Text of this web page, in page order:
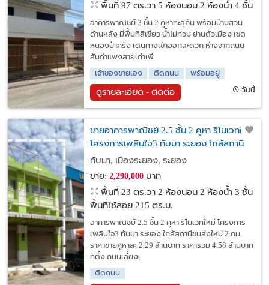
พื้นที่ 97 ตร.วา 5 ห้องนอน 2 ห้องน้ำ 4 ชั้น
อาคารพาณิชย์ 3 ชั้น 2 คูหาทะลุกัน พร้อมบ้านสวน
ด้านหลัง มีพื้นที่สีเขียว น้ำไม่ท่วม ย่านตัวเมือง เขต
หนองป่าครั่ง เดินทางเข้าออกสะดวก ห่างจากถนน
สันกำแพงสายเก่าเพี
เจ้าของขายเอง
ติดถนน พร้อมอยู่
ดูรายละเอียด - ติดต่อ วันนี้
ขายอาคารพาณิชย์ 2.5 ชั้น 2 คูหา รีโนเวทใหม่
โครงการเพลินใจ3 ทับมา ระยอง ใกล้สถานี
ขนส่งใหม่ 2 กม.
ทับมา, เมืองระยอง, ระยอง
ขาย: 2,290,000บาท
พื้นที่ 23 ตร.วา 2 ห้องนอน 2 ห้องน้ำ 3 ชั้น
พื้นที่ใช้สอย 215 ตร.ม.
อาคารพาณิชย์ 2.5 ชั้น 2 คูหา รีโนเวทใหม่ โครงการ
เพลินใจ3 ทับมา ระยอง ใกล้สถานีขนส่งใหม่ 2 กม.
ราคาขายคูหาละ 2.29 ล้านบาท ราคารวม 4.58 ล้านบาท
ที่ตั้ง ถนนเลี่ยงเ
ติดถนน